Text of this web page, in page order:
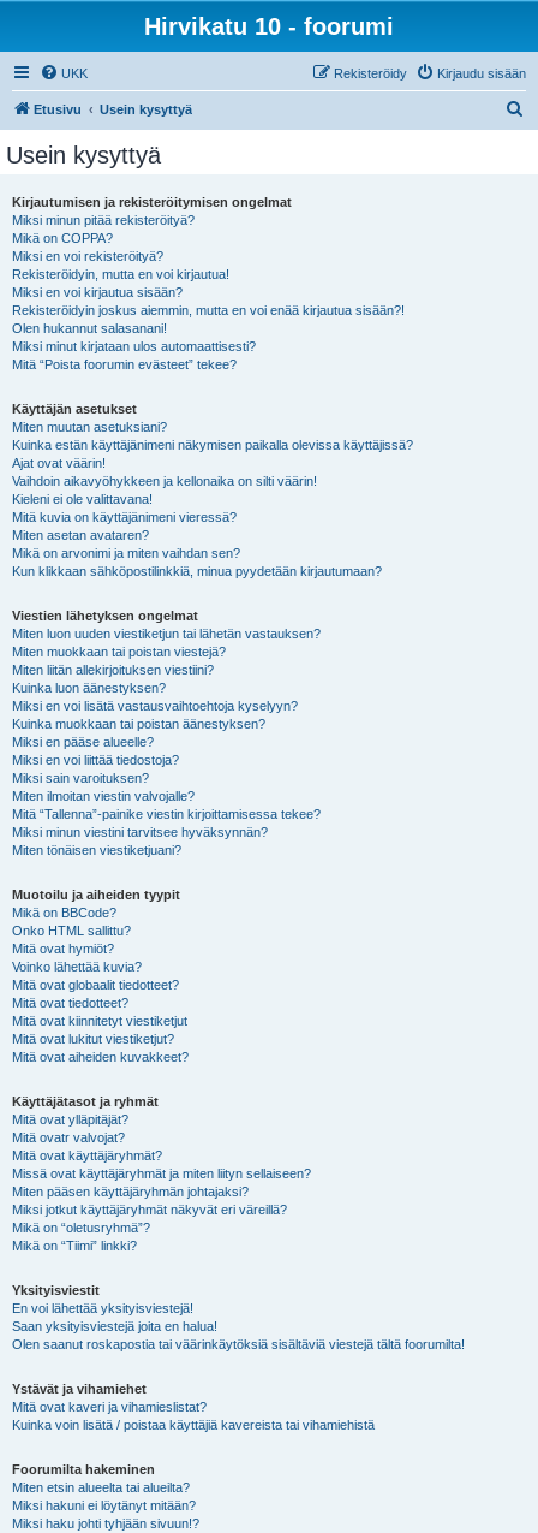
Hirvikatu 10 - foorumi
UKK Kirjaudu sisään
Rekisteröidy
Etusivu Usein kysyttyä
Usein kysyttyä
Kirjautumisen ja rekisteröitymisen ongelmat
Miksi minun pitää rekisteröityä?
Mikä on COPPA?
Miksi en voi rekisteröityä?
Rekisteröidyin, mutta en voi kirjautua!
Miksi en voi kirjautua sisään?
Rekisteröidyin joskus aiemmin, mutta en voi enää kirjautua sisään?!
Olen hukannut salasanani!
Miksi minut kirjataan ulos automaattisesti?
Mitä “Poista foorumin evästeet” tekee?
Käyttäjän asetukset
Miten muutan asetuksiani?
Kuinka estän käyttäjänimeni näkymisen paikalla olevissa käyttäjissä?
Ajat ovat väärin!
Vaihdoin aikavyöhykkeen ja kellonaika on silti väärin!
Kieleni ei ole valittavana!
Mitä kuvia on käyttäjänimeni vieressä?
Miten asetan avataren?
Mikä on arvonimi ja miten vaihdan sen?
Kun klikkaan sähköpostilinkkiä, minua pyydetään kirjautumaan?
Viestien lähetyksen ongelmat
Miten luon uuden viestiketjun tai lähetän vastauksen?
Miten muokkaan tai poistan viestejä?
Miten liitän allekirjoituksen viestiini?
Kuinka luon äänestyksen?
Miksi en voi lisätä vastausvaihtoehtoja kyselyyn?
Kuinka muokkaan tai poistan äänestyksen?
Miksi en pääse alueelle?
Miksi en voi liittää tiedostoja?
Miksi sain varoituksen?
Miten ilmoitan viestin valvojalle?
Mitä “Tallenna”-painike viestin kirjoittamisessa tekee?
Miksi minun viestini tarvitsee hyväksynnän?
Miten tönäisen viestiketjuani?
Muotoilu ja aiheiden tyypit
Mikä on BBCode?
Onko HTML sallittu?
Mitä ovat hymiöt?
Voinko lähettää kuvia?
Mitä ovat globaalit tiedotteet?
Mitä ovat tiedotteet?
Mitä ovat kiinnitetyt viestiketjut
Mitä ovat lukitut viestiketjut?
Mitä ovat aiheiden kuvakkeet?
Käyttäjätasot ja ryhmät
Mitä ovat ylläpitäjät?
Mitä ovatr valvojat?
Mitä ovat käyttäjäryhmät?
Missä ovat käyttäjäryhmät ja miten liityn sellaiseen?
Miten pääsen käyttäjäryhmän johtajaksi?
Miksi jotkut käyttäjäryhmät näkyvät eri väreillä?
Mikä on “oletusryhmä”?
Mikä on “Tiimi” linkki?
Yksityisviestit
En voi lähettää yksityisviestejä!
Saan yksityisviestejä joita en halua!
Olen saanut roskapostia tai väärinkäytöksiä sisältäviä viestejä tältä foorumilta!
Ystävät ja vihamiehet
Mitä ovat kaveri ja vihamieslistat?
Kuinka voin lisätä / poistaa käyttäjiä kavereista tai vihamiehistä
Foorumilta hakeminen
Miten etsin alueelta tai alueilta?
Miksi hakuni ei löytänyt mitään?
Miksi haku johti tyhjään sivuun!?